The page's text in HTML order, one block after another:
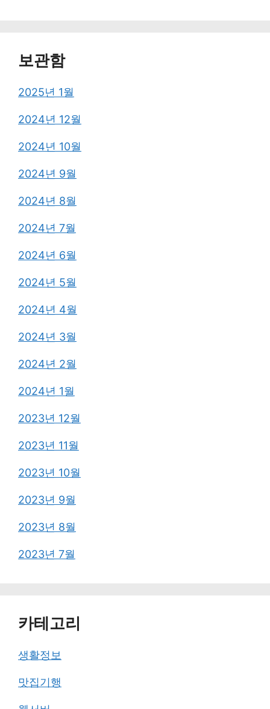
보관함
2025년 1월
2024년 12월
2024년 10월
2024년 9월
2024년 8월
2024년 7월
2024년 6월
2024년 5월
2024년 4월
2024년 3월
2024년 2월
2024년 1월
2023년 12월
2023년 11월
2023년 10월
2023년 9월
2023년 8월
2023년 7월
카테고리
생활정보
맛집기행